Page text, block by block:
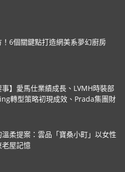
6個關鍵點打造網美系夢幻廚房
事】愛馬仕業績成長、LVMH時裝部
轉型策略初現成效、Prada集團財
柔提案：雲品「寶桑小町」以女性
老屋記憶